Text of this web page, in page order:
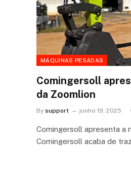
MÁQUINAS PESADAS
Comingersoll
da Zoomlion
By support junho 19, 2025
Comingersoll apresenta a
Comingersoll acaba de